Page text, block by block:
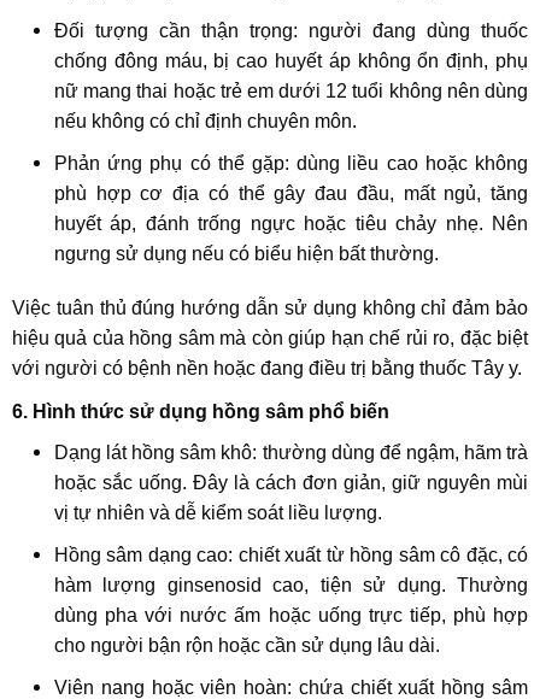
Đối tượng cần thận trọng: người đang dùng thuốc
chống đông máu, bị cao huyết áp không ổn định, phụ
nữ mang thai hoặc trẻ em dưới 12 tuổi không nên dùng
nếu không có chỉ định chuyên môn.
Phản ứng phụ có thể gặp: dùng liều cao hoặc không
phù hợp cơ địa có thể gây đau đầu, mất ngủ, tăng
huyết áp, đánh trống ngực hoặc tiêu chảy nhẹ. Nên
ngưng sử dụng nếu có biểu hiện bất thường.
Việc tuân thủ đúng hướng dẫn sử dụng không chỉ đảm bảo
hiệu quả của hồng sâm mà còn giúp hạn chế rủi ro, đặc biệt
với người có bệnh nền hoặc đang điều trị bằng thuốc Tây y.
6. Hình thức sử dụng hồng sâm phổ biến
Dạng lát hồng sâm khô: thường dùng để ngậm, hãm trà
hoặc sắc uống. Đây là cách đơn giản, giữ nguyên mùi
vị tự nhiên và dễ kiểm soát liều lượng.
Hồng sâm dạng cao: chiết xuất từ hồng sâm cô đặc, có
hàm lượng ginsenosid cao, tiện sử dụng. Thường
dùng pha với nước ấm hoặc uống trực tiếp, phù hợp
cho người bận rộn hoặc cần sử dụng lâu dài.
Viên nang hoặc viên hoàn: chứa chiết xuất hồng sâm